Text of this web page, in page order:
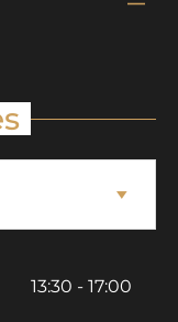
13:30 - 17:00